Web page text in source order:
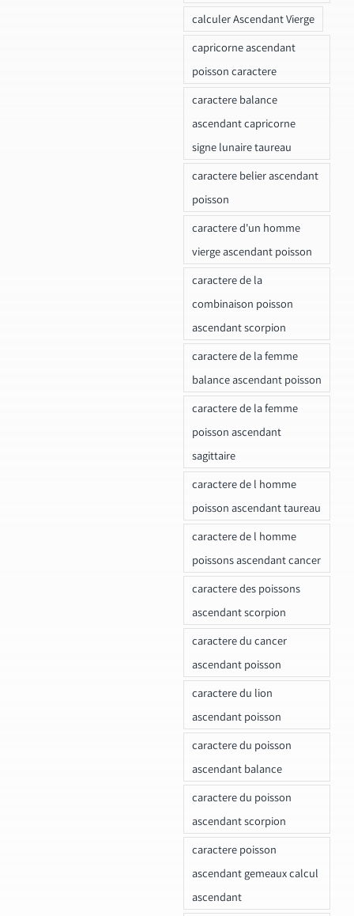
calculer Ascendant Vierge
capricorne ascendant
poisson caractere
caractere balance
ascendant capricorne
signe lunaire taureau
caractere belier ascendant
poisson
caractere d'un homme
vierge ascendant poisson
caractere de la
combinaison poisson
ascendant scorpion
caractere de la femme
balance ascendant poisson
caractere de la femme
poisson ascendant
sagittaire
caractere de l homme
poisson ascendant taureau
caractere de l homme
poissons ascendant cancer
caractere des poissons
ascendant scorpion
caractere du cancer
ascendant poisson
caractere du lion
ascendant poisson
caractere du poisson
ascendant balance
caractere du poisson
ascendant scorpion
caractere poisson
ascendant gemeaux calcul
ascendant